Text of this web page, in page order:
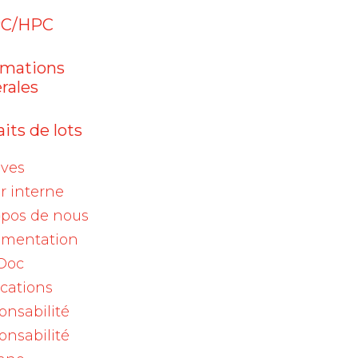
HPC
de lots
interne
de nous
Archives